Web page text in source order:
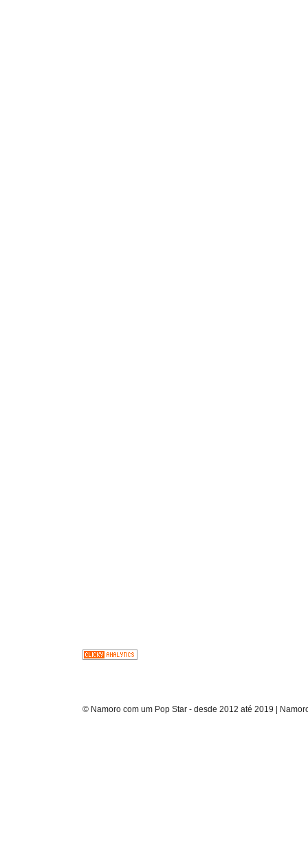
© Namoro com um Pop Star - desde 2012 até 2019 |